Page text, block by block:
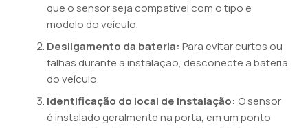
que o sensor seja compatível com o tipo e
modelo do veículo.
Desligamento da bateria: Para evitar curtos ou
falhas durante a instalação, desconecte a bateria
do veículo.
Identificação do local de instalação: O sensor
é instalado geralmente na porta, em um ponto